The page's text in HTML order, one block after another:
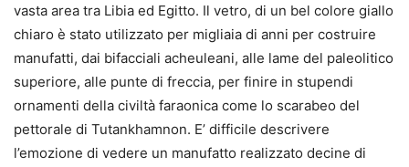
vasta area tra Libia ed Egitto. Il vetro, di un bel colore giallo
chiaro è stato utilizzato per migliaia di anni per costruire
manufatti, dai bifacciali acheuleani, alle lame del paleolitico
superiore, alle punte di freccia, per finire in stupendi
ornamenti della civiltà faraonica come lo scarabeo del
pettorale di Tutankhamnon. E’ difficile descrivere
l’emozione di vedere un manufatto realizzato decine di